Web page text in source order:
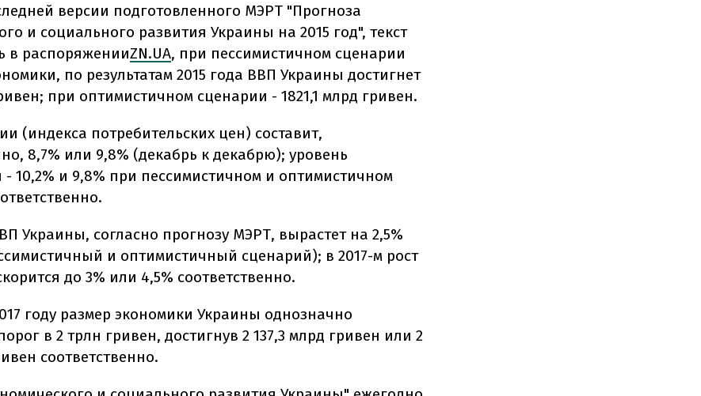
версии подготовленного МЭРТ "Прогноза
и социального развития Украины на 2015 год", текст
в распоряженииZN.UA, при пессимистичном сценарии
по результатам 2015 года ВВП Украины достигнет
при оптимистичном сценарии - 1821,1 млрд гривен.
(индекса потребительских цен) составит,
8,7% или 9,8% (декабрь к декабрю); уровень
10,2% и 9,8% при пессимистичном и оптимистичном
Украины, согласно прогнозу МЭРТ, вырастет на 2,5%
и оптимистичный сценарий); в 2017-м рост
до 3% или 4,5% соответственно.
году размер экономики Украины однозначно
в 2 трлн гривен, достигнув 2 137,3 млрд гривен или 2
соответственно.